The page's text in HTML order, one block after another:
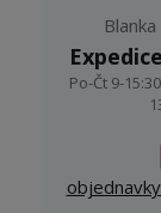
Po-Čt 9-